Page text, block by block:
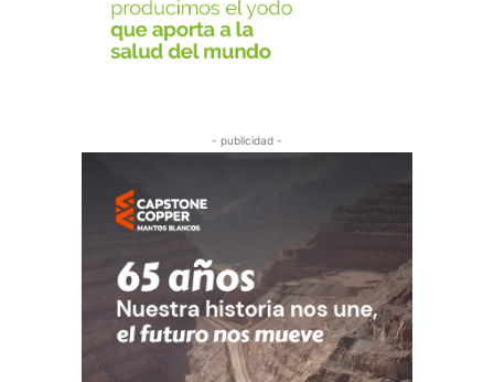
- publicidad -